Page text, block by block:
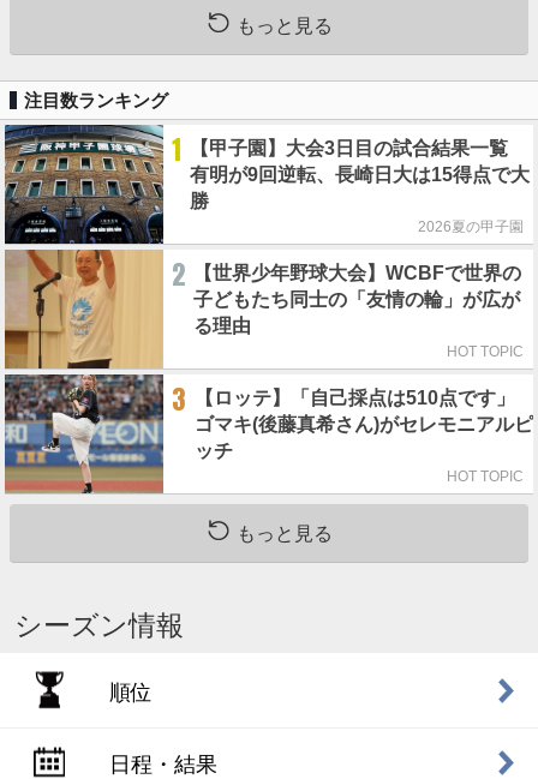
もっと見る
注目数ランキング
1
【甲子園】大会3日目の試合結果一覧
有明が9回逆転、長崎日大は15得点で大
勝
2026夏の甲子園
2
【世界少年野球大会】WCBFで世界の
子どもたち同士の「友情の輪」が広が
る理由
HOT TOPIC
3
【ロッテ】「自己採点は510点です」
ゴマキ(後藤真希さん)がセレモニアルピ
ッチ
HOT TOPIC
もっと見る
シーズン情報
順位
日程・結果